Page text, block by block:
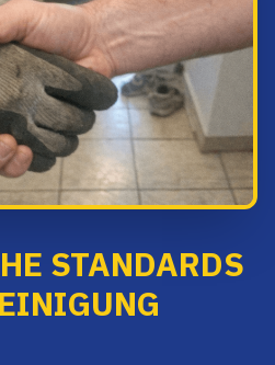
STANDARDS